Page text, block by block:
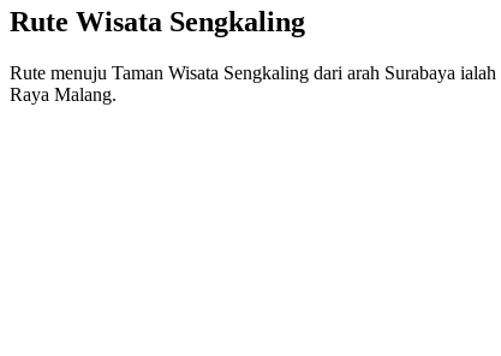
Rute Wisata Sengkaling
Rute menuju Taman Wisata Sengkaling dari arah Surabaya
Raya Malang.